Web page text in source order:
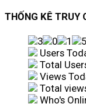
THỐNG KÊ TRUY
Users
Total
Views
Total
Who's